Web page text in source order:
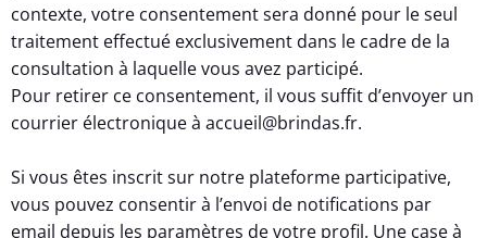
contexte, votre consentement sera donné pour le seul
traitement effectué exclusivement dans le cadre de la
consultation à laquelle vous avez participé.
Pour retirer ce consentement, il vous suffit d’envoyer un
courrier électronique à accueil@brindas.fr.
Si vous êtes inscrit sur notre plateforme participative,
vous pouvez consentir à l’envoi de notifications par
email depuis les paramètres de votre profil. Une case à